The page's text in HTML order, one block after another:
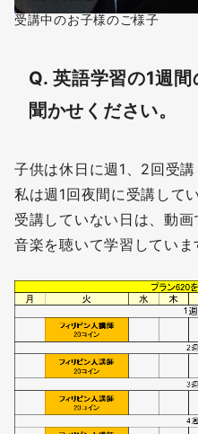
受講中のお子様のご様子
Q. 英語学習の1週
聞かせください。
子供は休日に週1、2回受講
私は週1回夜間に受講してい
受講していない日は、動
音楽を聴いて学習していま